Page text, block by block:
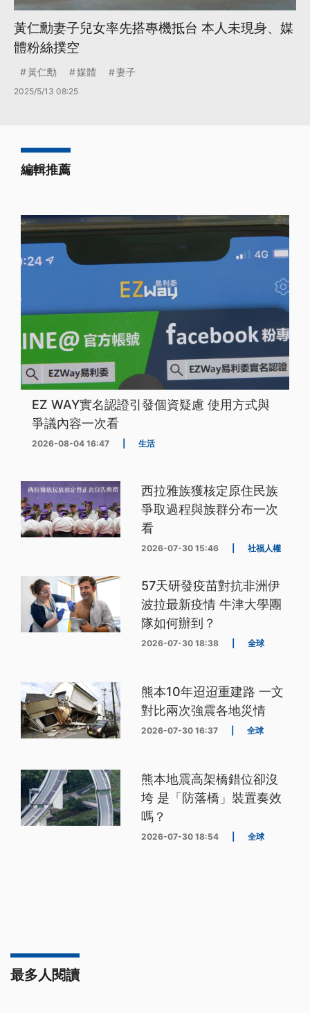
黃仁勳妻子兒女率先搭專機抵台 本人未現身、媒
體粉絲撲空
黃仁勳 媒體 妻子
2025/5/13 08:25
編輯推薦
EZ WAY實名認證引發個資疑慮 使用方式與
爭議內容一次看
2026-08-04 16:47 生活
西拉雅族獲核定原住民族
爭取過程與族群分布一次
看
2026-07-30 15:46 社福人權
57天研發疫苗對抗非洲伊
波拉最新疫情 牛津大學團
隊如何辦到？
2026-07-30 18:38 全球
熊本10年迢迢重建路 一文
對比兩次強震各地災情
2026-07-30 16:37 全球
熊本地震高架橋錯位卻沒
垮 是「防落橋」裝置奏效
嗎？
2026-07-30 18:54 全球
最多人閱讀